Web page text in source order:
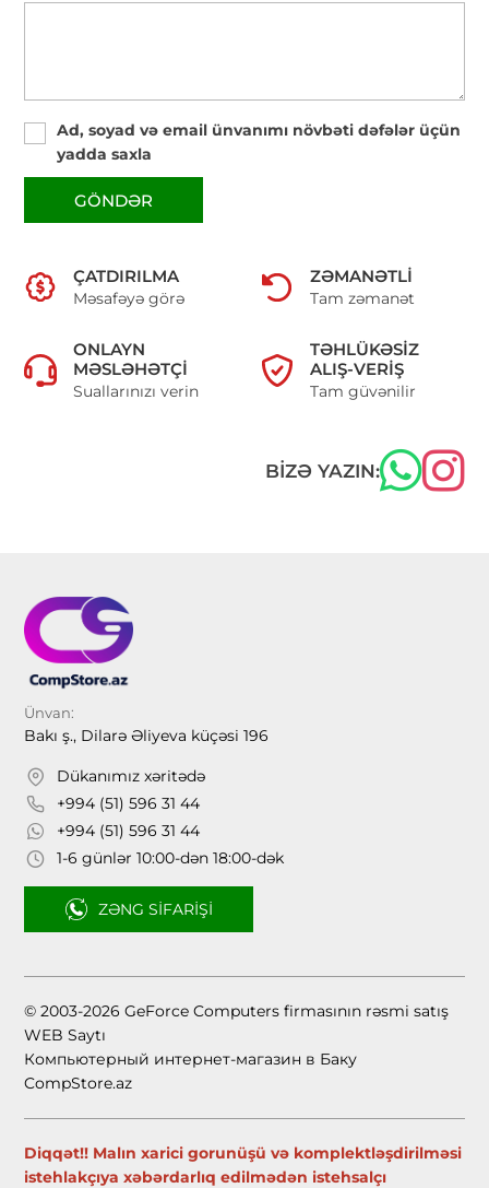
Ad, soyad və email ünvanımı növbəti dəfələr üçün
yadda saxla
GÖNDƏR
ÇATDIRILMA
Məsafəyə görə
ZƏMANƏTLI
Tam zəmanət
ONLAYN
MƏSLƏHƏTÇI
Suallarınızı verin
TƏHLÜKƏSIZ
ALIŞ-VERIŞ
Tam güvənilir
BIZƏ YAZIN:
Ünvan:
Bakı ş., Dilarə Əliyeva küçəsi 196
Dükanımız xəritədə
+994 (51) 596 31 44
+994 (51) 596 31 44
1-6 günlər 10:00-dən 18:00-dək
ZƏNG SIFARIŞI
© 2003-2026 GeForce Computers firmasının rəsmi satış
WEB Saytı
Компьютерный интернет-магазин в Баку
CompStore.az
Diqqət!! Malın xarici gorunüşü və komplektləşdirilməsi
istehlakçıya xəbərdarlıq edilmədən istehsalçı